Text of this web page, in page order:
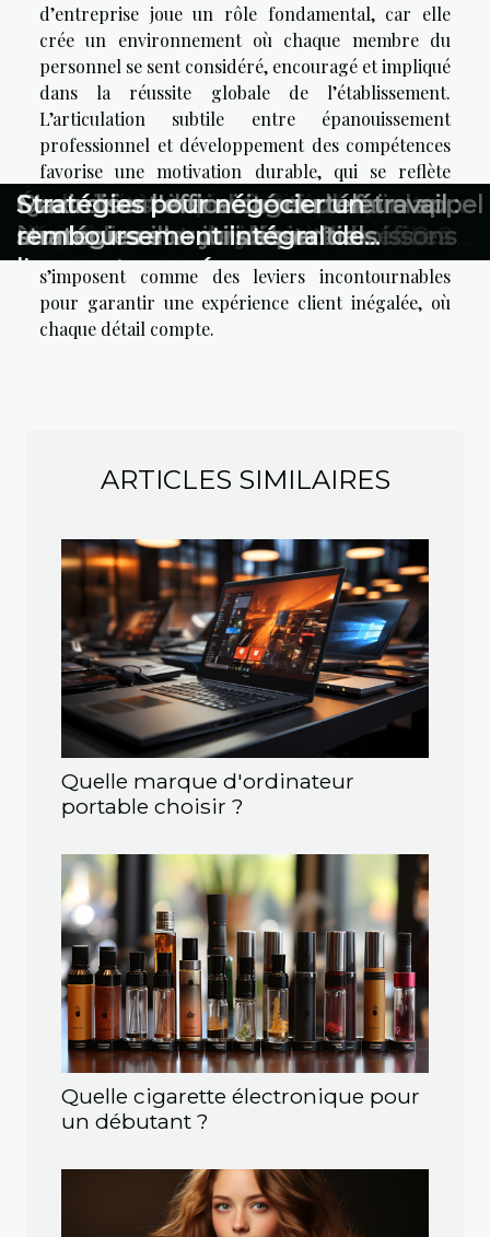
d’entreprise joue un rôle fondamental, car elle
crée un environnement où chaque membre du
personnel se sent considéré, encouragé et impliqué
dans la réussite globale de l’établissement.
L’articulation subtile entre épanouissement
professionnel et développement des compétences
favorise une motivation durable, qui se reflète
directement dans la satisfaction client et la
fidélisation d’une clientèle exigeante. Ainsi, la
formation hôtelière et la valorisation des équipes
s’imposent comme des leviers incontournables
pour garantir une expérience client inégalée, où
chaque détail compte.
ARTICLES SIMILAIRES
Quelle marque d'ordinateur
portable choisir ?
Quelle cigarette électronique pour
un débutant ?
Raconter sa reconversion avec
sincérité dans sa lettre de motivation
Partager une recette : plus un acte
social qu’on ne l’imagine
Écologie et entreprise : comment
recycler efficacement avec une cuve
à huile de vidange ?
Comment le crédit d'impôt peut
bénéficier aux services à domicile ?
Quels critères pour choisir un service
d’enlèvement d’épaves efficace ?
Évaluation et certification en
management : enjeux et bénéfices
Conseils essentiels pour choisir la
bonne licence de débit de boissons
Quand faut-il envisager de faire appel
à un conseiller juridique ?
Maximiser l'efficacité du télétravail :
stratégies et outils essentiels
Stratégies pour négocier un
remboursement intégral de
l'acompte versé